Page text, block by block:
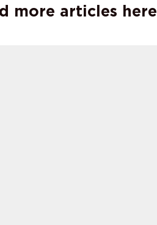
more articles here